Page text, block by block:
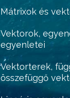
Mátrixok és
Vektorok,
egyenletei
Vektorterek,
összefüggő